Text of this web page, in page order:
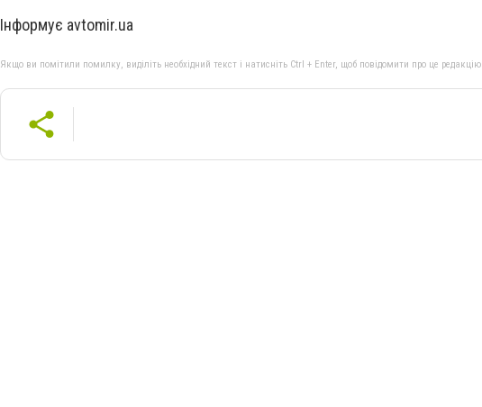
Інформує avtomir.ua
Якщо ви помітили помилку, виділіть необхідний текст і натисніть Ctrl + Enter, щоб повідомити про це редакцію